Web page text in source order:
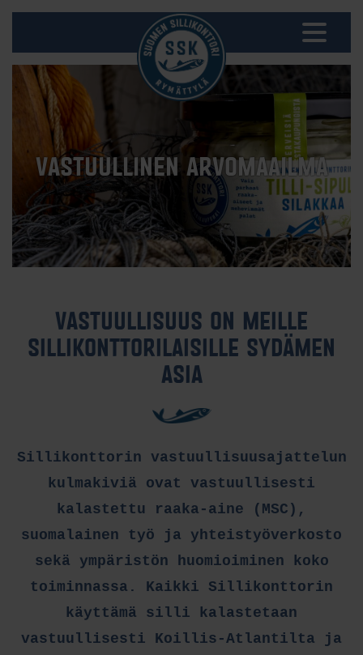
VASTUULLINEN ARVOMAAILMA
VASTUULLISUUS ON MEILLE
SILLIKONTTORILAISILLE SYDÄMEN
ASIA
Sillikonttorin vastuullisuusajattelun
kulmakiviä ovat vastuullisesti
kalastettu raaka-aine (MSC),
suomalainen työ ja yhteistyöverkosto
sekä ympäristön huomioiminen koko
toiminnassa. Kaikki Sillikonttorin
käyttämä silli kalastetaan
vastuullisesti Koillis-Atlantilta ja